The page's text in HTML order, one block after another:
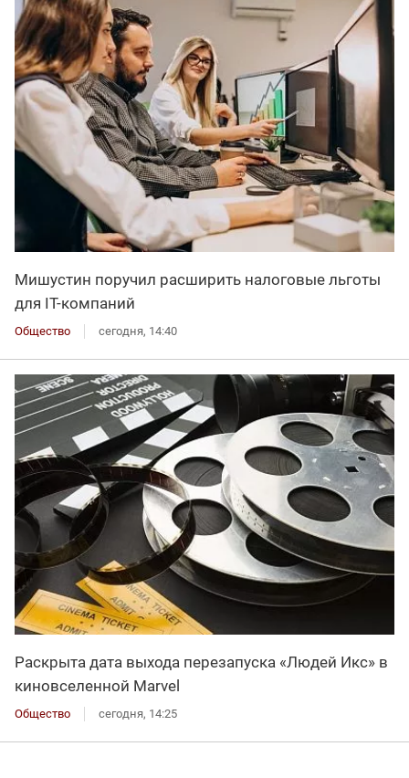
Мишустин поручил расширить налоговые льготы
для IT-компаний
Общество сегодня, 14:40
Раскрыта дата выхода перезапуска «Людей Икс» в
киновселенной Marvel
Общество сегодня, 14:25